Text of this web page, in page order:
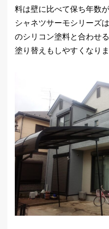
料は壁に比べて保ち年数
シャネツサーモシリーズ
のシリコン塗料と合わせ
塗り替えもしやすくなりま